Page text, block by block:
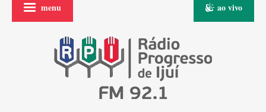
menu ao vivo